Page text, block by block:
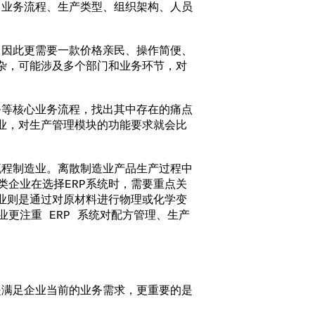
流程、生产类型、组织架构、人员
更需要一款价格亲民、操作简便、
，可能涉及多个部门和业务环节，对
心业务流程，找出其中存在的痛点
，对生产管理模块的功能要求就会比
造业。离散制造业产品生产过程中
企业在选择ERP系统时，需要重点关
则是通过对原材料进行物理或化学变
更注重 ERP 系统对配方管理、生产
企业当前的业务需求，更重要的是